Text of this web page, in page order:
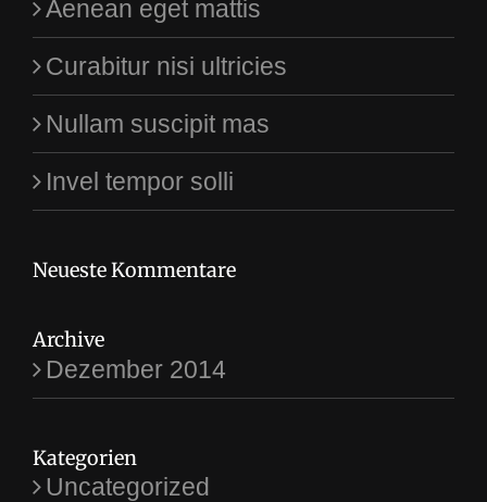
Aenean eget mattis
Curabitur nisi ultricies
Nullam suscipit mas
Invel tempor solli
Neueste Kommentare
Archive
Dezember 2014
Kategorien
Uncategorized